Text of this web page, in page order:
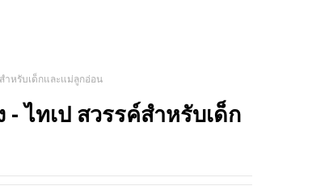
สำหรับเด็กและแม่ลูกอ่อน
- ไทเป สวรรค์สำหรับเด็ก